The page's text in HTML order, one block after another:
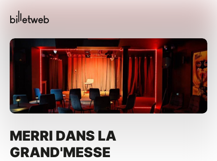
MERRI DANS LA
GRAND'MESSE